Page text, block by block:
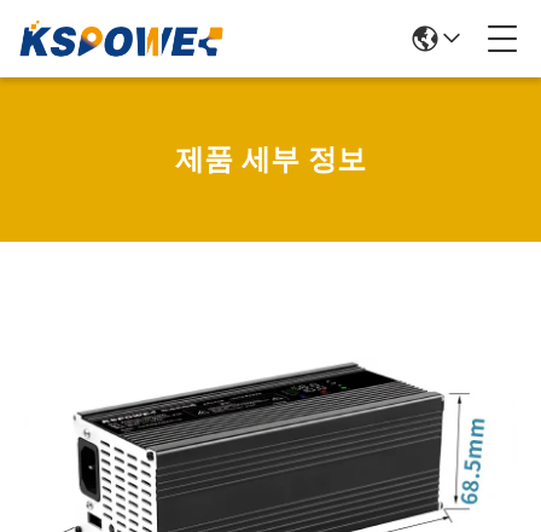
제품 세부 정보